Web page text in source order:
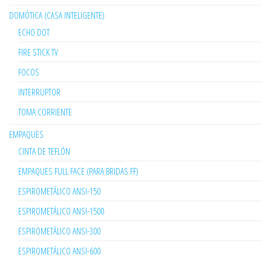
DOMÓTICA (CASA INTELIGENTE)
ECHO DOT
FIRE STICK TV
FOCOS
INTERRUPTOR
TOMA CORRIENTE
EMPAQUES
CINTA DE TEFLÓN
EMPAQUES FULL FACE (PARA BRIDAS FF)
ESPIROMETÁLICO ANSI-150
ESPIROMETÁLICO ANSI-1500
ESPIROMETÁLICO ANSI-300
ESPIROMETÁLICO ANSI-600